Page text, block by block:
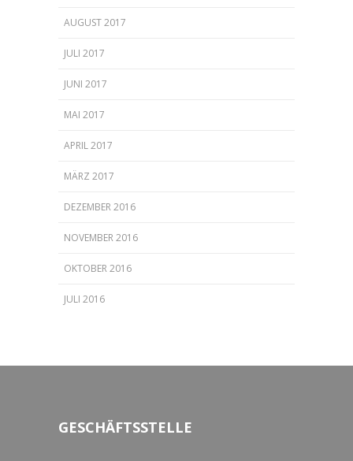
AUGUST 2017
JULI 2017
JUNI 2017
MAI 2017
APRIL 2017
MÄRZ 2017
DEZEMBER 2016
NOVEMBER 2016
OKTOBER 2016
JULI 2016
GESCHÄFTSSTELLE